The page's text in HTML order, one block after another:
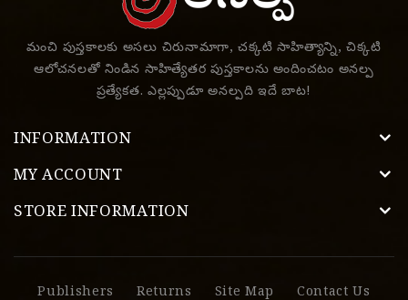
మంచి పుస్తకాలకు అసలు చిరునామాగా, చక్కటి సాహిత్యాన్ని, చిక్కటి
ఆలోచనలతో నిండిన సాహిత్యేతర పుస్తకాలను అందించటం అనల్ప
ప్రత్యేకత. ఎల్లప్పుడూ అనల్పది ఇదే బాట!
INFORMATION
MY ACCOUNT
STORE INFORMATION
Publishers Returns Site Map Contact Us